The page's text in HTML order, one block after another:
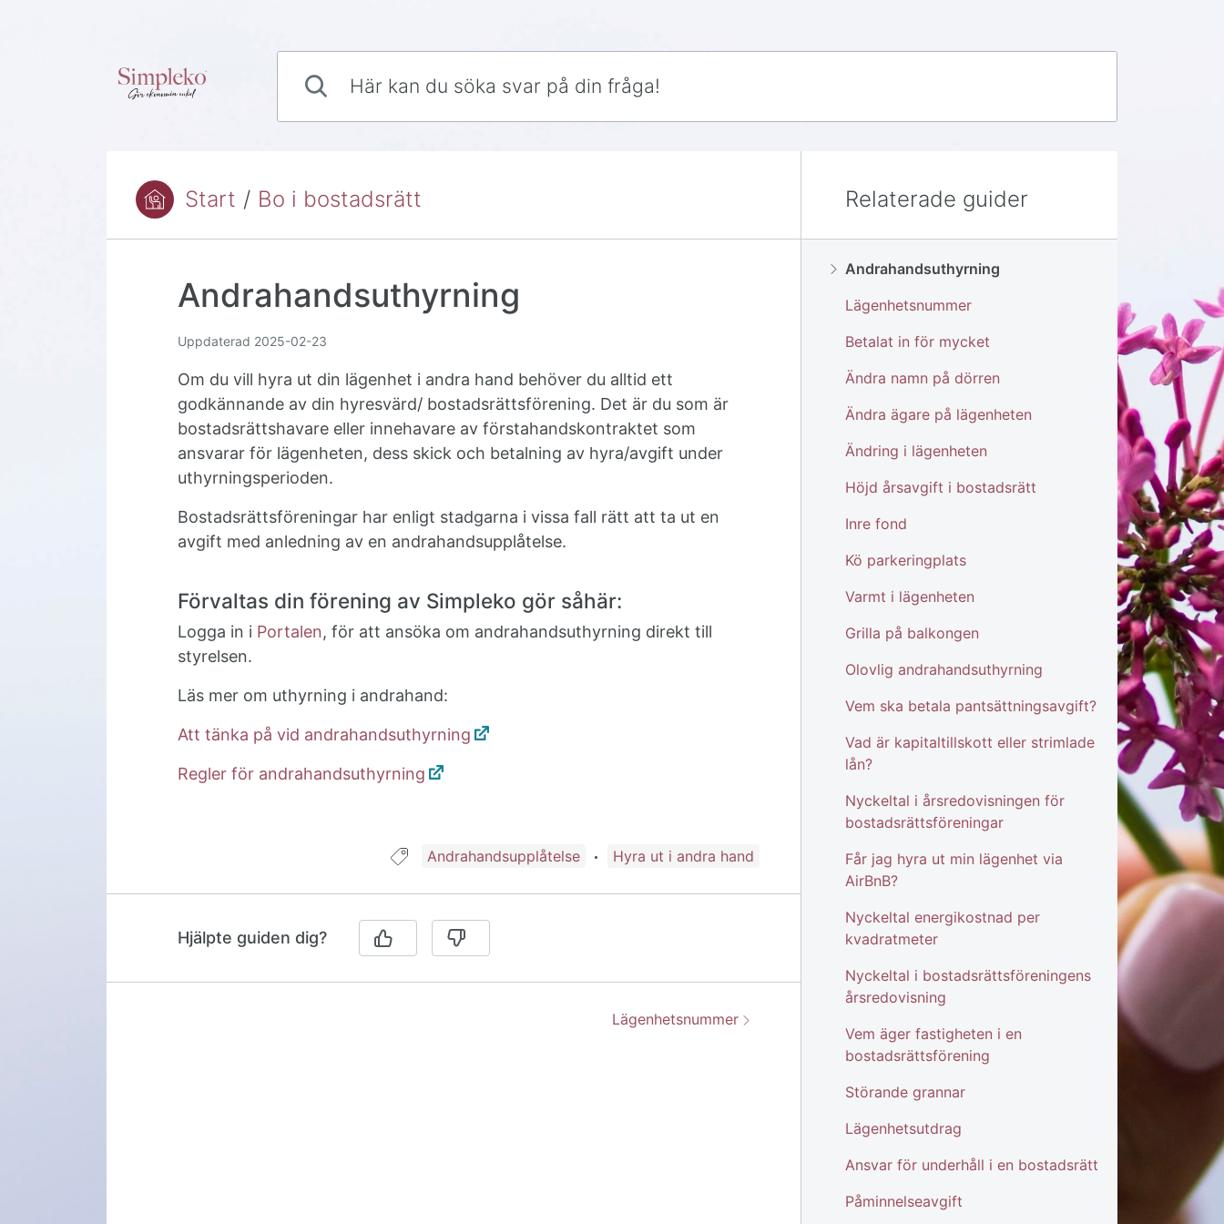
Du är här:Start / Bo i bostadsrätt
Andrahandsuthyrning
Uppdaterad 2025-02-23
Om du vill hyra ut din lägenhet i andra hand behöver du alltid ett
godkännande av din hyresvärd/ bostadsrättsförening. Det är du som är
bostadsrättshavare eller innehavare av förstahandskontraktet som
ansvarar för lägenheten, dess skick och betalning av hyra/avgift under
uthyrningsperioden.
Bostadsrättsföreningar har enligt stadgarna i vissa fall rätt att ta ut en
avgift med anledning av en andrahandsupplåtelse.
Förvaltas din förening av Simpleko gör såhär:
Logga in i Portalen, för att ansöka om andrahandsuthyrning direkt till
styrelsen.
Läs mer om uthyrning i andrahand:
Att tänka på vid andrahandsuthyrning
Regler för andrahandsuthyrning
Guide taggad med:
Andrahandsupplåtelse Hyra ut i andra hand
Hjälpte guiden dig?
Nästa:
Lägenhetsnummer
Relaterade guider
Andrahandsuthyrning
Lägenhetsnummer
Betalat in för mycket
Ändra namn på dörren
Ändra ägare på lägenheten
Ändring i lägenheten
Höjd årsavgift i bostadsrätt
Inre fond
Kö parkeringplats
Varmt i lägenheten
Grilla på balkongen
Olovlig andrahandsuthyrning
Vem ska betala pantsättningsavgift?
Vad är kapitaltillskott eller strimlade
lån?
Nyckeltal i årsredovisningen för
bostadsrättsföreningar
Får jag hyra ut min lägenhet via
AirBnB?
Nyckeltal energikostnad per
kvadratmeter
Nyckeltal i bostadsrättsföreningens
årsredovisning
Vem äger fastigheten i en
bostadsrättsförening
Störande grannar
Lägenhetsutdrag
Ansvar för underhåll i en bostadsrätt
Påminnelseavgift